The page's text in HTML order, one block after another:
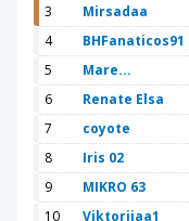
3
Mirsadaa
4
BHFanaticos91
5
Mare...
6
Renate Elsa
7
coyote
8
Iris 02
9
MIKRO 63
10
Viktorijaa1